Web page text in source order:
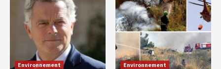
Environnement Environnement